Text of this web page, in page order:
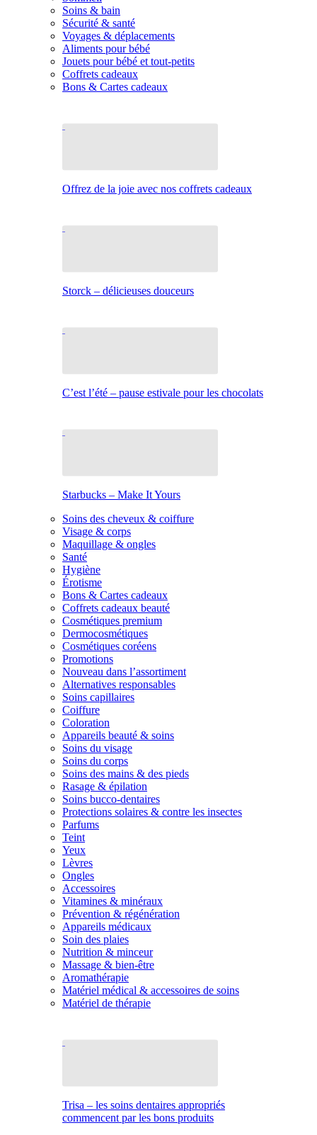
Soins & bain
Sécurité & santé
Voyages & déplacements
Aliments pour bébé
Jouets pour bébé et tout-petits
Coffrets cadeaux
Bons & Cartes cadeaux
Offrez de la joie avec nos coffrets cadeaux
Storck – délicieuses douceurs
C’est l’été – pause estivale pour les chocolats
Starbucks – Make It Yours
Soins des cheveux & coiffure
Visage & corps
Maquillage & ongles
Santé
Hygiène
Érotisme
Bons & Cartes cadeaux
Coffrets cadeaux beauté
Cosmétiques premium
Dermocosmétiques
Cosmétiques coréens
Promotions
Nouveau dans l’assortiment
Alternatives responsables
Soins capillaires
Coiffure
Coloration
Appareils beauté & soins
Soins du visage
Soins du corps
Soins des mains & des pieds
Rasage & épilation
Soins bucco-dentaires
Protections solaires & contre les insectes
Parfums
Teint
Yeux
Lèvres
Ongles
Accessoires
Vitamines & minéraux
Prévention & régénération
Appareils médicaux
Soin des plaies
Nutrition & minceur
Massage & bien-être
Aromathérapie
Matériel médical & accessoires de soins
Matériel de thérapie
Trisa – les soins dentaires appropriés
commencent par les bons produits